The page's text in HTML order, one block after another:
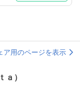
ア用のページを表示
ａ）